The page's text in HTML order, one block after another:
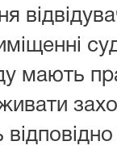
мають